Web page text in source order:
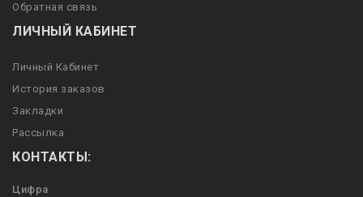
Обратная связь
ЛИЧНЫЙ КАБИНЕТ
Личный Кабинет
История заказов
Закладки
Рассылка
КОНТАКТЫ:
Цифра